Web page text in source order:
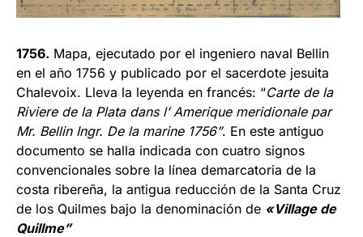
1756. Mapa, ejecutado por el ingeniero naval Bellin
en el año 1756 y publicado por el sacerdote jesuita
Chalevoix. Lleva la leyenda en francés: “Carte de la
Riviere de la Plata dans l’ Amerique meridionale par
Mr. Bellin Ingr. De la marine 1756”. En este antiguo
documento se halla indicada con cuatro signos
convencionales sobre la línea demarcatoria de la
costa ribereña, la antigua reducción de la Santa Cruz
de los Quilmes bajo la denominación de «Village de
Quillme”